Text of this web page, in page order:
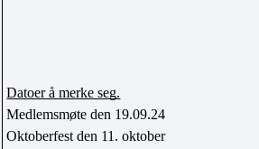
Datoer å merke seg.
Medlemsmøte den 19.09.24
Oktoberfest den 11. oktober